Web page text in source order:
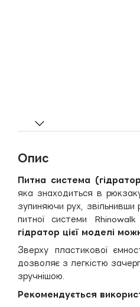
Опис
Питна система
яка знаходиться в
зупиняючи рух, звільнивши
питної системи
гідратор цієї моделі
Зверху пластикової
дозволяє з легкістю
зручнішою.
Рекомендується